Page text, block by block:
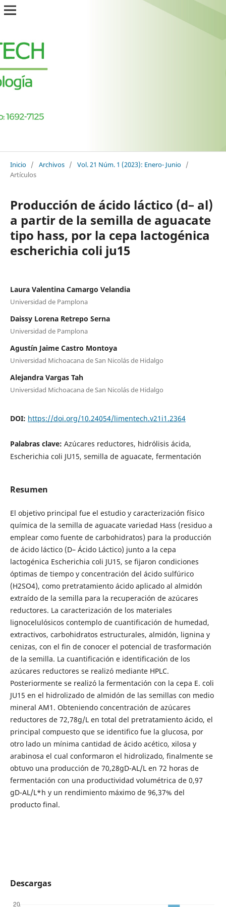
Inicio / Archivos / Vol. 21 Núm. 1 (2023): Enero- Junio /
Artículos
Producción de ácido láctico (d– al)
a partir de la semilla de aguacate
tipo hass, por la cepa lactogénica
escherichia coli ju15
Laura Valentina Camargo Velandia
Universidad de Pamplona
Daissy Lorena Retrepo Serna
Universidad de Pamplona
Agustín Jaime Castro Montoya
Universidad Michoacana de San Nicolás de Hidalgo
Alejandra Vargas Tah
Universidad Michoacana de San Nicolás de Hidalgo
DOI: https://doi.org/10.24054/limentech.v21i1.2364
Palabras clave: Azúcares reductores, hidrólisis ácida,
Escherichia coli JU15, semilla de aguacate, fermentación
Resumen
El objetivo principal fue el estudio y caracterización físico
química de la semilla de aguacate variedad Hass (residuo a
emplear como fuente de carbohidratos) para la producción
de ácido láctico (D– Ácido Láctico) junto a la cepa
lactogénica Escherichia coli JU15, se fijaron condiciones
óptimas de tiempo y concentración del ácido sulfúrico
(H2SO4), como pretratamiento ácido aplicado al almidón
extraído de la semilla para la recuperación de azúcares
reductores. La caracterización de los materiales
lignocelulósicos contemplo de cuantificación de humedad,
extractivos, carbohidratos estructurales, almidón, lignina y
cenizas, con el fin de conocer el potencial de trasformación
de la semilla. La cuantificación e identificación de los
azúcares reductores se realizó mediante HPLC.
Posteriormente se realizó la fermentación con la cepa E. coli
JU15 en el hidrolizado de almidón de las semillas con medio
mineral AM1. Obteniendo concentración de azúcares
reductores de 72,78g/L en total del pretratamiento ácido, el
principal compuesto que se identifico fue la glucosa, por
otro lado un mínima cantidad de ácido acético, xilosa y
arabinosa el cual conformaron el hidrolizado, finalmente se
obtuvo una producción de 70,28gD-AL/L en 72 horas de
fermentación con una productividad volumétrica de 0,97
gD-AL/L*h y un rendimiento máximo de 96,37% del
producto final.
Descargas